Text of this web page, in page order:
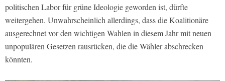
politischen Labor für grüne Ideologie geworden ist, dürfte
weitergehen. Unwahrscheinlich allerdings, dass die Koalitionäre
ausgerechnet vor den wichtigen Wahlen in diesem Jahr mit neuen
unpopulären Gesetzen rausrücken, die die Wähler abschrecken
könnten.